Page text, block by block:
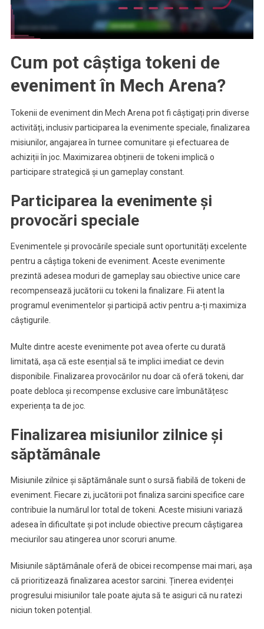
Cum pot câștiga tokeni de
eveniment în Mech Arena?
Tokenii de eveniment din Mech Arena pot fi câștigați prin diverse
activități, inclusiv participarea la evenimente speciale, finalizarea
misiunilor, angajarea în turnee comunitare și efectuarea de
achiziții în joc. Maximizarea obținerii de tokeni implică o
participare strategică și un gameplay constant.
Participarea la evenimente și
provocări speciale
Evenimentele și provocările speciale sunt oportunități excelente
pentru a câștiga tokeni de eveniment. Aceste evenimente
prezintă adesea moduri de gameplay sau obiective unice care
recompensează jucătorii cu tokeni la finalizare. Fii atent la
programul evenimentelor și participă activ pentru a-ți maximiza
câștigurile.
Multe dintre aceste evenimente pot avea oferte cu durată
limitată, așa că este esențial să te implici imediat ce devin
disponibile. Finalizarea provocărilor nu doar că oferă tokeni, dar
poate debloca și recompense exclusive care îmbunătățesc
experiența ta de joc.
Finalizarea misiunilor zilnice și
săptămânale
Misiunile zilnice și săptămânale sunt o sursă fiabilă de tokeni de
eveniment. Fiecare zi, jucătorii pot finaliza sarcini specifice care
contribuie la numărul lor total de tokeni. Aceste misiuni variază
adesea în dificultate și pot include obiective precum câștigarea
meciurilor sau atingerea unor scoruri anume.
Misiunile săptămânale oferă de obicei recompense mai mari, așa
că prioritizează finalizarea acestor sarcini. Ținerea evidenței
progresului misiunilor tale poate ajuta să te asiguri că nu ratezi
niciun token potențial.